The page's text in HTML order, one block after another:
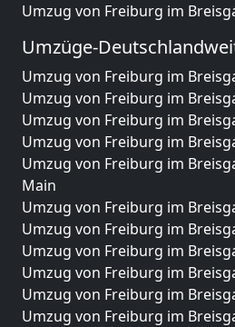
Umzug von Freiburg im
Umzüge-
Umzug von Freiburg im
Umzug von Freiburg im
Umzug von Freiburg im
Umzug von Freiburg im
Umzug von Freiburg im
Main
Umzug von Freiburg im
Umzug von Freiburg im
Umzug von Freiburg im
Umzug von Freiburg im
Umzug von Freiburg im
Umzug von Freiburg im